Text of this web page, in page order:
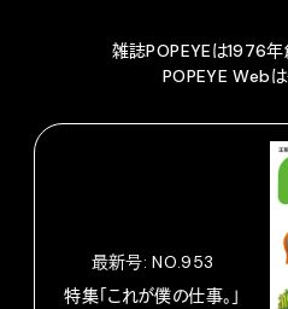
雑誌POPEYEは1976年
POPEYE Webは
最新号: NO.953
特集「これが僕の仕事。」